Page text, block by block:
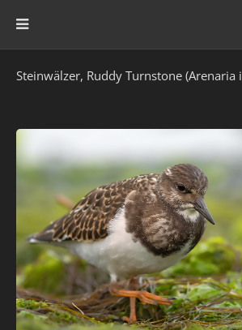
Steinwälzer, Ruddy Turnstone (Arenaria